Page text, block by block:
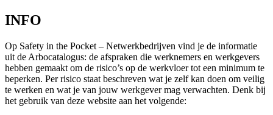
INFO
Op Safety in the Pocket – Netwerkbedrijven vind je de informatie
uit de Arbocatalogus: de afspraken die werknemers en werkgevers
hebben gemaakt om de risico’s op de werkvloer tot een minimum te
beperken. Per risico staat beschreven wat je zelf kan doen om veilig
te werken en wat je van jouw werkgever mag verwachten. Denk bij
het gebruik van deze website aan het volgende: